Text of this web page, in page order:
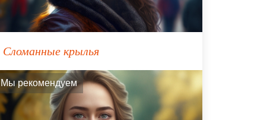
Сломанные крылья
Мы рекомендуем